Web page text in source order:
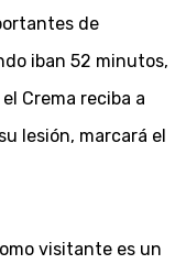
de
iban 52 minutos,
Crema reciba a
lesión, marcará el
visitante es un